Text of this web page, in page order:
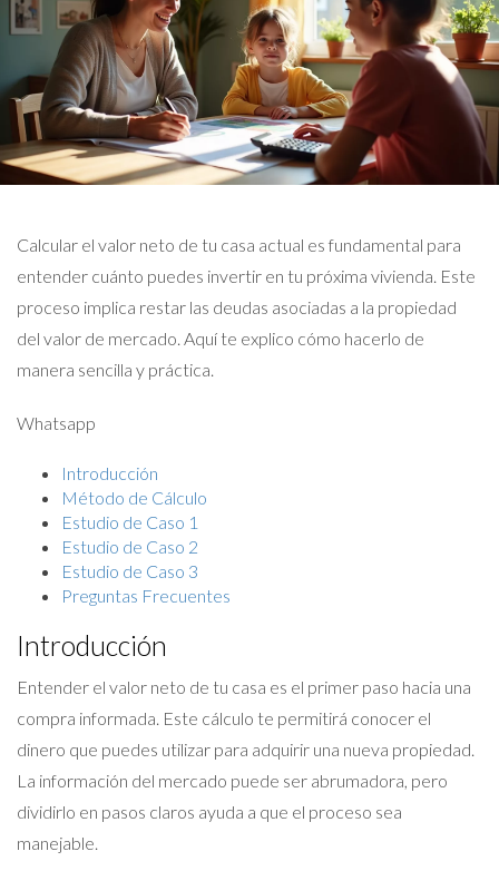
Calcular el valor neto de tu casa actual es fundamental para
entender cuánto puedes invertir en tu próxima vivienda. Este
proceso implica restar las deudas asociadas a la propiedad
del valor de mercado. Aquí te explico cómo hacerlo de
manera sencilla y práctica.
Whatsapp
Introducción
Método de Cálculo
Estudio de Caso 1
Estudio de Caso 2
Estudio de Caso 3
Preguntas Frecuentes
Introducción
Entender el valor neto de tu casa es el primer paso hacia una
compra informada. Este cálculo te permitirá conocer el
dinero que puedes utilizar para adquirir una nueva propiedad.
La información del mercado puede ser abrumadora, pero
dividirlo en pasos claros ayuda a que el proceso sea
manejable.